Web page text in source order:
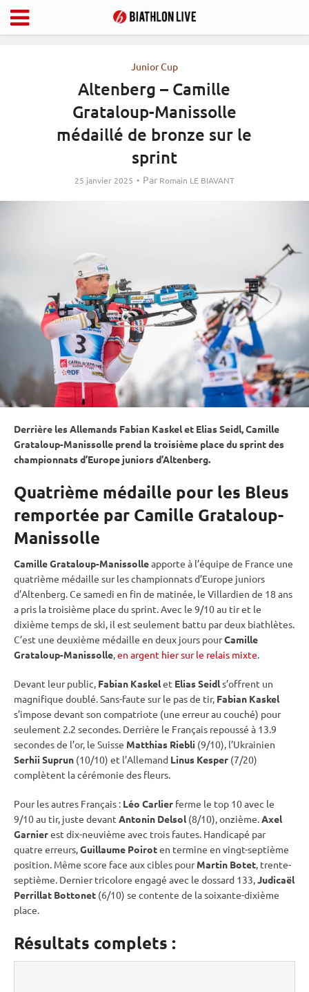
Junior Cup
Altenberg – Camille
Grataloup-Manissolle
médaillé de bronze sur le
sprint
25 janvier 2025 Par Romain LE BIAVANT
Derrière les Allemands Fabian Kaskel et Elias Seidl, Camille
Grataloup-Manissolle prend la troisième place dusprintdes
championnats d’Europe juniors d’Altenberg.
Quatrième médaille pour les Bleus
remportée par Camille Grataloup-
Manissolle
Camille Grataloup-Manissolleapporte à l’équipe de France une
quatrième médaille sur les championnats d’Europe juniors
d’Altenberg. Ce samedi en fin de matinée, le Villardien de 18 ans
a pris la troisième place du sprint. Avec le 9/10 au tir et le
dixième temps de ski, il est seulement battu par deux biathlètes.
C’est une deuxième médaille en deux jours pourCamille
Grataloup-Manissolle,en argent hier sur le relais mixte.
Devant leur public, Fabian Kaskelet Elias Seidls’offrent un
magnifique doublé. Sans-faute sur le pas de tir, Fabian Kaskel
s’impose devant son compatriote (une erreur au couché) pour
seulement 2.2 secondes. Derrière le Français repoussé à 13.9
secondes de l’or, le Suisse Matthias Riebli (9/10), l’Ukrainien
Serhii Suprun (10/10) et l’Allemand Linus Kesper (7/20)
complètent la cérémonie des fleurs.
Pour les autres Français : Léo Carlier ferme le top 10 avec le
9/10 au tir, juste devant Antonin Delsol(8/10), onzième.Axel
Garnierest dix-neuvième avec trois fautes. Handicapé par
quatre erreurs,Guillaume Poiroten termine en vingt-septième
position. Même score face aux cibles pourMartin Botet, trente-
septième. Dernier tricolore engagé avec le dossard 133,Judicaël
Perrillat Bottonet (6/10) se contente de la soixante-dixième
place.
Résultats complets :